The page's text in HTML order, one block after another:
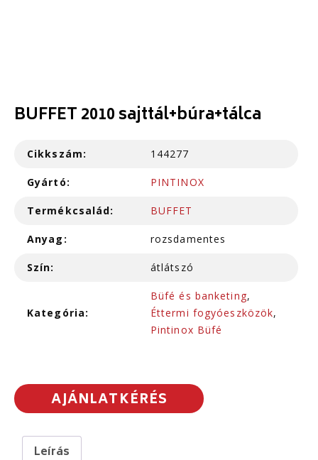
BUFFET 2010 sajttál+búra+tálca
Cikkszám: 144277
Gyártó: PINTINOX
Termékcsalád: BUFFET
Anyag: rozsdamentes
Szín: átlátszó
Kategória:
Büfé és banketing,
Éttermi fogyóeszközök,
Pintinox Büfé
AJÁNLATKÉRÉS
Leírás